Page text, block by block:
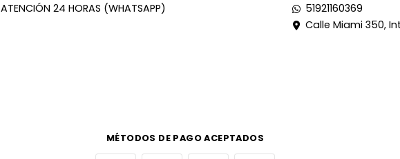
ATENCIÓN 24 HORAS (WHATSAPP)
51921160369
Calle Miami 350,
MÉTODOS DE PAGO ACEPTADOS